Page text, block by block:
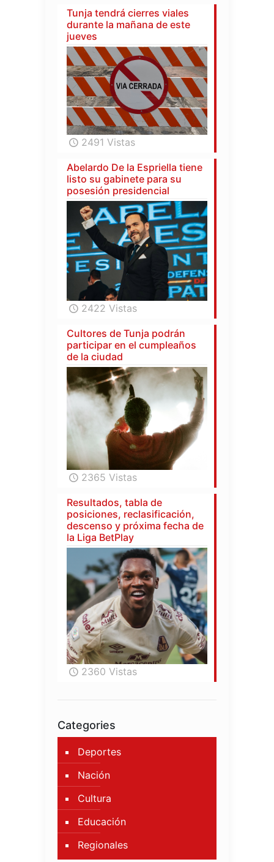
Tunja tendrá cierres viales
durante la mañana de este
jueves
2491 Vistas
Abelardo De la Espriella tiene
listo su gabinete para su
posesión presidencial
2422 Vistas
Cultores de Tunja podrán
participar en el cumpleaños
de la ciudad
2365 Vistas
Resultados, tabla de
posiciones, reclasificación,
descenso y próxima fecha de
la Liga BetPlay
2360 Vistas
Categories
Deportes
Nación
Cultura
Educación
Regionales